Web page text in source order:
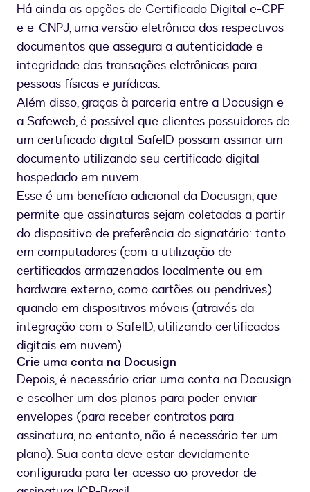
Há ainda as opções de Certificado Digital e-CPF
e e-CNPJ, uma versão eletrônica dos respectivos
documentos que assegura a autenticidade e
integridade das transações eletrônicas para
pessoas físicas e jurídicas.
Além disso, graças à parceria entre a Docusign e
a Safeweb, é possível que clientes possuidores de
um certificado digital SafeID possam assinar um
documento utilizando seu certificado digital
hospedado em nuvem.
Esse é um benefício adicional da Docusign, que
permite que assinaturas sejam coletadas a partir
do dispositivo de preferência do signatário: tanto
em computadores (com a utilização de
certificados armazenados localmente ou em
hardware externo, como cartões ou pendrives)
quando em dispositivos móveis (através da
integração com o SafeID, utilizando certificados
digitais em nuvem).
Crie uma conta na Docusign
Depois, é necessário criar uma conta na Docusign
e escolher um dos planos para poder enviar
envelopes (para receber contratos para
assinatura, no entanto, não é necessário ter um
plano). Sua conta deve estar devidamente
configurada para ter acesso ao provedor de